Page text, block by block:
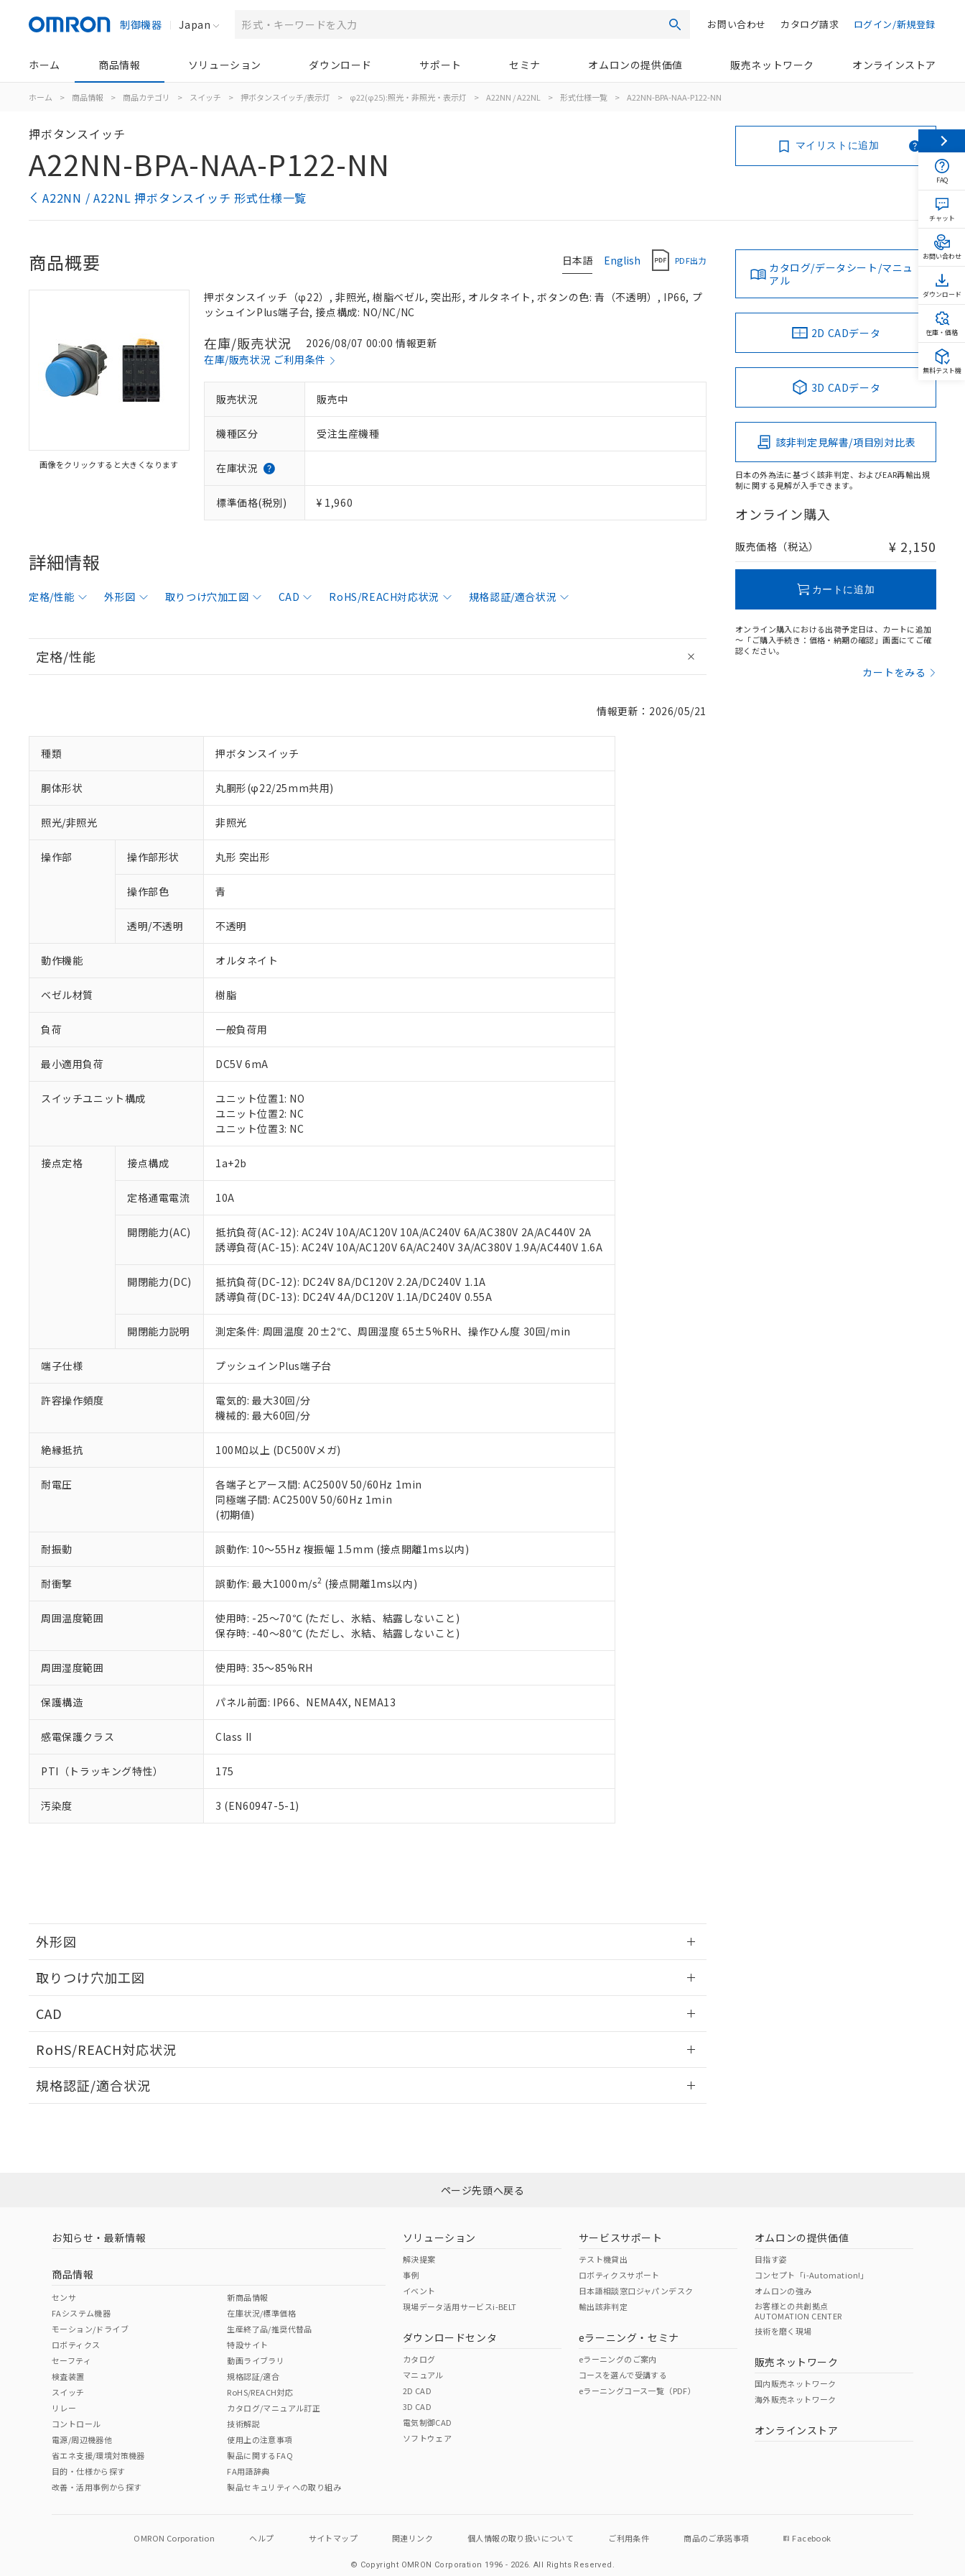
制御機器 Japan 検索 ログイン/新規登録
カタログ請求
お問い合わせ
ホーム 商品情報 ソリューション ダウンロード サポート セミナ オムロンの提供価値 販売ネットワーク オンラインストア
ホーム > 商品情報 > 商品カテゴリ > スイッチ > 押ボタンスイッチ/表示灯 > φ22(φ25):照光・非照光・表示灯 > A22NN / A22NL > 形式仕様一覧 > A22NN-BPA-NAA-P122-NN
押ボタンスイッチ
A22NN-BPA-NAA-P122-NN
A22NN / A22NL 押ボタンスイッチ 形式仕様一覧
マイリストに追加
日本語 English PDF出力
商品概要
画像をクリックすると大きくなります
押ボタンスイッチ（φ22）, 非照光, 樹脂ベゼル, 突出形, オルタネイト, ボタンの色: 青（不透明）, IP66, プ
ッシュインPlus端子台, 接点構成: NO/NC/NC
在庫/販売状況
2026/08/07 00:00 情報更新
在庫/販売状況 ご利用条件
販売状況 販売中
機種区分 受注生産機種
在庫状況
標準価格(税別) ¥ 1,960
詳細情報
定格/性能 外形図 取りつけ穴加工図 CAD RoHS/REACH対応状況 規格認証/適合状況
定格/性能
情報更新：2026/05/21
種類 押ボタンスイッチ
胴体形状 丸胴形(φ22/25mm共用)
照光/非照光 非照光
操作部 操作部形状 丸形 突出形
操作部色 青
透明/不透明 不透明
動作機能 オルタネイト
ベゼル材質 樹脂
負荷 一般負荷用
最小適用負荷 DC5V 6mA
スイッチユニット構成
ユニット位置1: NO
ユニット位置2: NC
ユニット位置3: NC
接点定格 接点構成 1a+2b
定格通電電流 10A
開閉能力(AC)
抵抗負荷(AC-12): AC24V 10A/AC120V 10A/AC240V 6A/AC380V 2A/AC440V 2A
誘導負荷(AC-15): AC24V 10A/AC120V 6A/AC240V 3A/AC380V 1.9A/AC440V 1.6A
開閉能力(DC)
抵抗負荷(DC-12): DC24V 8A/DC120V 2.2A/DC240V 1.1A
誘導負荷(DC-13): DC24V 4A/DC120V 1.1A/DC240V 0.55A
開閉能力説明 測定条件: 周囲温度 20±2℃、周囲湿度 65±5%RH、操作ひん度 30回/min
端子仕様 プッシュインPlus端子台
許容操作頻度
電気的: 最大30回/分
機械的: 最大60回/分
絶縁抵抗 100MΩ以上 (DC500Vメガ)
耐電圧
各端子とアース間: AC2500V 50/60Hz 1min
同極端子間: AC2500V 50/60Hz 1min
(初期値)
耐振動 誤動作: 10～55Hz 複振幅 1.5mm (接点開離1ms以内)
耐衝撃 誤動作: 最大1000m/s2 (接点開離1ms以内)
周囲温度範囲
使用時: -25～70℃ (ただし、氷結、結露しないこと)
保存時: -40～80℃ (ただし、氷結、結露しないこと)
周囲湿度範囲 使用時: 35～85%RH
保護構造 パネル前面: IP66、NEMA4X, NEMA13
感電保護クラス Class II
PTI（トラッキング特性） 175
汚染度 3 (EN60947-5-1)
外形図
取りつけ穴加工図
CAD
RoHS/REACH対応状況
EU RoHS 注意事項・凡例
ダウンロードはこちら
中国 RoHS 注意事項・凡例
中国 RoHS表
Pb Hg Cr(VI)
O O
"対応済み"や非含有の記載がされた商品であっても、流通在庫等で未対応品が混在する可能性があります。
非含有品が必要な際は、弊社営業部門もしくは販売店へお問い合わせください。
規格認証/適合状況
カタログ/データシート/マニュ
アル
2D CADデータ
3D CADデータ
該非判定見解書/項目別対比表
日本の外為法に基づく該非判定、およびEAR再輸出規
制に関する見解が入手できます。
オンライン購入
販売価格（税込） ¥ 2,150
カートに追加
オンライン購入における出荷予定日は、カートに追加
～「ご購入手続き：価格・納期の確認」画面にてご確
認ください。
カートをみる
ご利用条件
以下の条件をお読みいただき、同意のうえご利用ください。
本サービスは、当社制御機器事業取扱商品の当社在庫状況および標準価格(税抜)を提供させていただ
くものです。
当社制御機器事業取扱商品の中には、本サービスの対象外となる商品もあることをご了承ください。
のであり、閲覧された時点での実際の在庫および標準価格とは異なる場合があることをご了承くださ
い。
正式な納期状況および標準価格はお客様のお取引先、またはお客様担当のオムロン制御機器販売店・
当社販売員にご相談ください。
オムロン制御機器販売店や当社販売拠点は「販売ネットワーク
」をご確認ください。
在庫状況および標準価格結果を当社の事前の承諾なく第三者に漏洩または開示しないようお願いしま
マイパーツ機能（部品リスト作成サービス）をご利用いただくには、I-Webメンバーズにご登録され
ている必要があります。
お客様が当ウェブサイト上で当社にご登録された部品リストについて、当社および当社の共同利用者
さい。
※当社の共同利用者とは、"個人情報の共同利用に関して"
の「1.共同利用者の範囲」に記載されて
いる法人を指します。
※1 対応状況
対応済み：EU RoHS指令（10物質）の非含有に対応した製品が提供可能な商品です。
対応予定：EU RoHS指令（10物質）の非含有に対応した製品に切り替える予定のある商品です。
対応予定なし：EU RoHS指令（10物質）の非含有に非対応の商品で、対応品を出す予定はありません。
非該当品：ライセンス料など無形物で、有害物質有無と関係のない商品です。
仕入先様の事情により、非含有部品としていたものが、含有品と判明した場合などやむを得ず変更すること
があります。
*EU RoHS指令（10物質）：
鉛(Pb) 1000ppm以下、 水銀(Hg) 1000ppm以下、 カドミウム(Cd) 100ppm以下、
六価クロム(Cr(Ⅵ)) 1000ppm以下、ポリ臭化ビフェニル類(PBB) 1000ppm以下、ポリ臭化ジフェニルエーテル類(PBDE) 1000ppm以下、
但し、RoHS指令で産業用監視および制御機器に対する適用除外項目は除く。
フタル酸エステル類の４物質については閾値を超える意図的な使用がないことを確認しています。
※2 対応予定月
部品在庫の切り替え状況などにより、予定月が前後することがあります。
※3 非含有証明書ダウンロード
下記の非含有証明書をダウンロードすることができます。
EU RoHS指令（10物質）の非含有証明書
51物質の非含有証明書（当社基準）
※本証明書は発行日時点で非含有を証明するもので、過去に遡って非含有を証明するものではありません。
また、RoHS指令のフタル酸エステル類４物質の対応では、対応完了までの期間は出荷製品に未対応品が
混在することから備考欄に対応日を記載しておりました。
り割愛しております。
※1 中国RoHS○×表
「－」：未確認です。当社販売部門へお問い合わせください。
*中国RoHS10物質の基準値 (GB/T26572)：
Pb(鉛) :1000ppm、 Hg(水銀) : 1000ppm、 Cd(カドミウム) : 100ppm、
Cr(Ⅵ)(六価クロム) : 1000ppm、 PBBs(ポリ臭化ビフェニル類) : 1000ppm、 PBDEs(ポリ臭化ジフェニルエーテル類) : 1000ppm、
DBP(フタル酸ジブチル) : 1000ppm、 DIBP(フタル酸ジイソブチル) : 1000ppm、 BBP(フタル酸ブチルベンジル) : 1000ppm、
DEHP(フタル酸ビス(2-エチルヘキシル)) : 1000ppm
※2 環境保護使用期限
「ｅ」：有害物質（10物質）のすべてが基準値以下であることを示します。
「10」：通常の使用状況下において有害物質が外部に漏えいし、環境に深刻な影響を及ぼさない年数を意
味します。
当社は、これら貴社製品のうち、外国為替および外国貿易法に定める商品（以下｢規制貨物等」とい
う）を輸出または国外への提供する場合は、日本国政府の輸出許可(または役務取引許可)を取得する
当社は規制貨物を破棄する場合は、完全に破砕するなど、違法に輸出されないよう必要な手段を講じ
ます。
当社は貴社製品を、核兵器、ミサイル、化学兵器、生物兵器またはその他武器並びにこれらの製造装
当社は、貴社製品を第三者に販売する場合は、上記1、2および3の内容を当該第三者に通知します。
また当社は、販売先および販売に係わる関係者が違法に輸出するおそれがある場合は、取り引きをい
たしません。
記
号
説明
○ 一定数以上の在庫あり
△ 一定数には満たないが在庫あり
－
在庫なし(最新の在庫状況については、お客様のお取引先、またはお客様担当のオムロン制御
機器販売店・当社販売員にご確認ください)
空
白
受注生産機種、また在庫状況の情報を公開していない機種
ページ先頭へ戻る
お知らせ・最新情報
商品情報
センサ
FAシステム機器
モーション/ドライブ
ロボティクス
セーフティ
検査装置
スイッチ
リレー
コントロール
電源/周辺機器他
省エネ支援/環境対策機器
目的・仕様から探す
改善・活用事例から探す
新商品情報
在庫状況/標準価格
生産終了品/推奨代替品
特設サイト
動画ライブラリ
規格認証/適合
RoHS/REACH対応
カタログ/マニュアル訂正
技術解説
使用上の注意事項
製品に関するFAQ
FA用語辞典
製品セキュリティへの取り組み
ソリューション
解決提案
事例
イベント
現場データ活用サービスi-BELT
ダウンロードセンタ
カタログ
マニュアル
2D CAD
3D CAD
電気制御CAD
ソフトウェア
サービスサポート
テスト機貸出
ロボティクスサポート
日本語相談窓口ジャパンデスク
輸出該非判定
eラーニング・セミナ
eラーニングのご案内
コースを選んで受講する
eラーニングコース一覧（PDF）
オムロンの提供価値
目指す姿
コンセプト「i-Automation!」
オムロンの強み
お客様との共創拠点
AUTOMATION CENTER
技術を磨く現場
販売ネットワーク
国内販売ネットワーク
海外販売ネットワーク
オンラインストア
OMRON Corporation ヘルプ サイトマップ 関連リンク 個人情報の取り扱いについて ご利用条件 商品のご承諾事項 Facebook
© Copyright OMRON Corporation 1996 - 2026.All Rights Reserved.
FAQ
チャット
お問い合わせ
ダウンロード
在庫・価格
無料テスト機